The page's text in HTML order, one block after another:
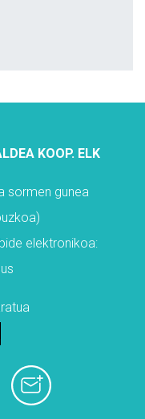
KOOP. ELK
sormen gunea
elektronikoa: